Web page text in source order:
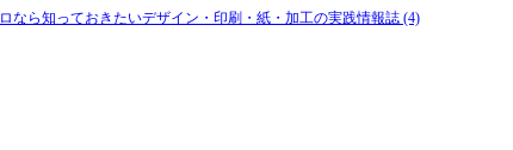
なら知っておきたいデザイン・印刷・紙・加工の実践情報誌 (4)